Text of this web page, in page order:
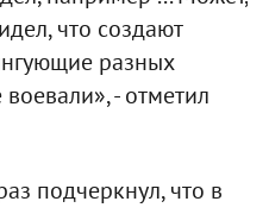
что создают
разных
- отметил
подчеркнул, что в